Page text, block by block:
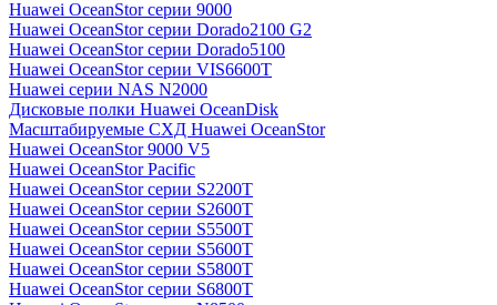
Huawei OceanStor серии 9000
Huawei OceanStor серии Dorado2100 G2
Huawei OceanStor серии Dorado5100
Huawei OceanStor серии VIS6600T
Huawei серии NAS N2000
Дисковые полки Huawei OceanDisk
Масштабируемые СХД Huawei OceanStor
Huawei OceanStor 9000 V5
Huawei OceanStor Pacific
Huawei OceanStor серии S2200T
Huawei OceanStor серии S2600T
Huawei OceanStor серии S5500T
Huawei OceanStor серии S5600T
Huawei OceanStor серии S5800T
Huawei OceanStor серии S6800T